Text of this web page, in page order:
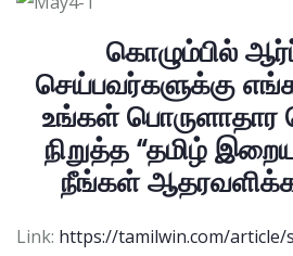
கொழும்பில்
செய்பவர்களுக்கு
உங்கள் பொருளாதார
நிறுத்த “தமிழ்
நீங்கள்
Link: https://tamilwin.com/